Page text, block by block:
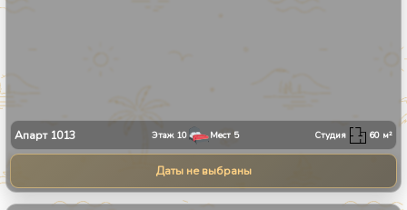
Апарт 1013 Этаж 10 Мест 5 Студия 60 м²
Даты не выбраны